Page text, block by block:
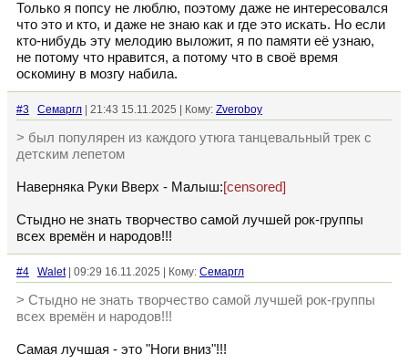
Только я попсу не люблю, поэтому даже не интересовался
что это и кто, и даже не знаю как и где это искать. Но если
кто-нибудь эту мелодию выложит, я по памяти её узнаю,
не потому что нравится, а потому что в своё время
оскомину в мозгу набила.
#3 Семаргл | 21:43 15.11.2025 | Кому: Zveroboy
> был популярен из каждого утюга танцевальный трек с
детским лепетом
Наверняка Руки Вверх - Малыш:[censored]
Стыдно не знать творчество самой лучшей рок-группы
всех времён и народов!!!
#4 Walet| 09:29 16.11.2025 | Кому: Семаргл
> Стыдно не знать творчество самой лучшей рок-группы
всех времён и народов!!!
Самая лучшая - это "Ноги вниз"!!!